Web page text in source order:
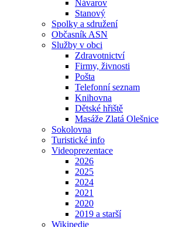
Návarov
Stanový
Spolky a sdružení
Občasník ASN
Služby v obci
Zdravotnictví
Firmy, živnosti
Pošta
Telefonní seznam
Knihovna
Dětské hřiště
Masáže Zlatá Olešnice
Sokolovna
Turistické info
Videoprezentace
2026
2025
2024
2021
2020
2019 a starší
Wikipedie